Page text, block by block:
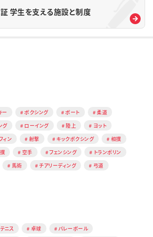
学生を支える施設と制度
ー ボクシング ボート
柔道
グ ローイング 陸上
ヨット
ィン 射撃 キックボクシング
相撲
空手 フェンシング
トランポリン
馬術 チアリーディング
弓道
テニス 卓球
バレーボール